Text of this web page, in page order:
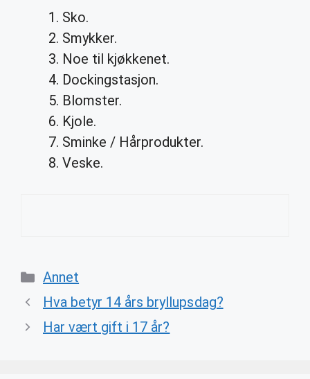
Sko.
Smykker.
Noe til kjøkkenet.
Dockingstasjon.
Blomster.
Kjole.
Sminke / Hårprodukter.
Veske.
Categories
Annet
Hva betyr 14 års bryllupsdag?
Har vært gift i 17 år?